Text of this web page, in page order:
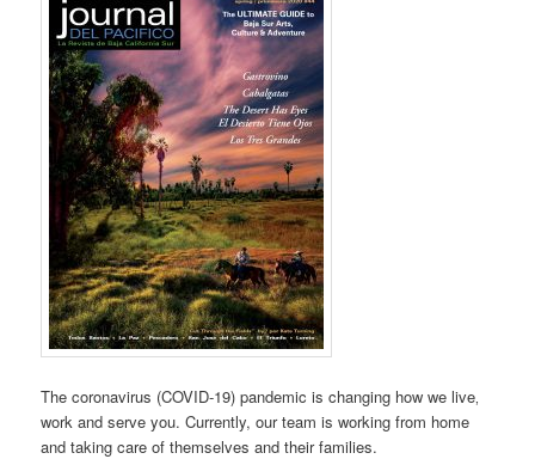
The coronavirus (COVID‐19) pandemic is changing how we live‚
work and serve you. Currently, our team is working from home
and taking care of themselves and their families.